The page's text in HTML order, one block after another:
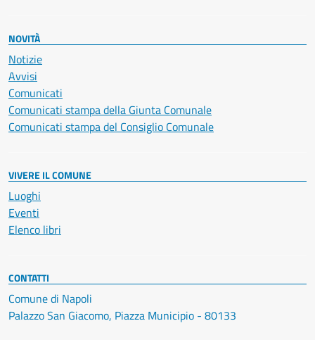
NOVITÀ
Notizie
Avvisi
Comunicati
Comunicati stampa della Giunta Comunale
Comunicati stampa del Consiglio Comunale
VIVERE IL COMUNE
Luoghi
Eventi
Elenco libri
CONTATTI
Comune di Napoli
Palazzo San Giacomo, Piazza Municipio - 80133